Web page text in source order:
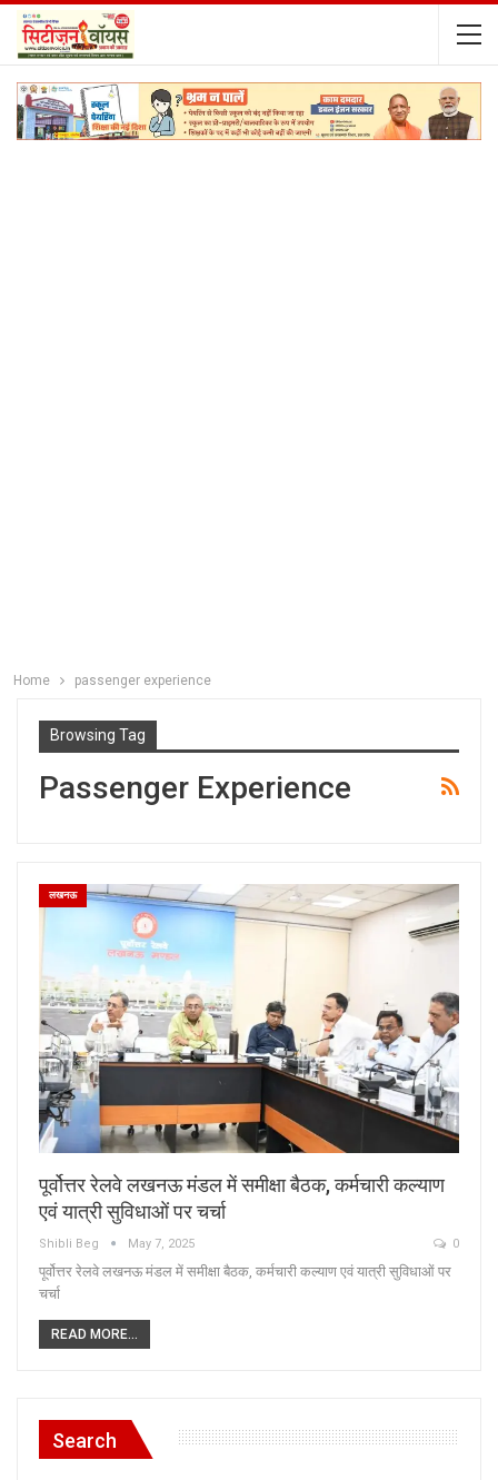
Home passenger experience
Browsing Tag
Passenger Experience
लखनऊ
पूर्वोत्तर रेलवे लखनऊ मंडल में समीक्षा बैठक, कर्मचारी कल्याण
एवं यात्री सुविधाओं पर चर्चा
Shibli Beg May 7, 2025 0
पूर्वोत्तर रेलवे लखनऊ मंडल में समीक्षा बैठक, कर्मचारी कल्याण एवं यात्री सुविधाओं पर
चर्चा
READ MORE...
Search